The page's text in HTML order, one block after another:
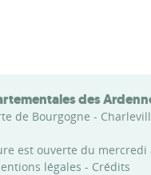
Ardennes des
de Bourgogne -
est ouverte du
légales - Crédits